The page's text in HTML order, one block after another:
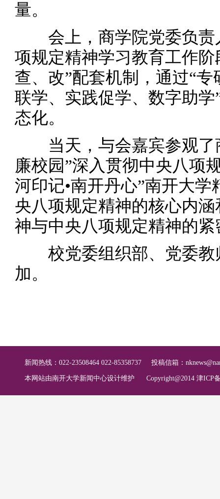
量。
会上，商学院党委负责
项规定精神学习教育工作
查、改”配套机制，通过“
联学、实践促学、数字助
态化。
当天，与会嘉宾参观了
廉校园”深入贯彻中央八项
河印记•南开丹心”南开大
央八项规定精神的核心内
神与中央八项规定精神的紧
校党委组织部、党委教
加。
新闻热线：022-23508464 022-85358737 投稿信箱：
本网站由南开大学新闻中心设计维护 Copyright@2014 津ICP